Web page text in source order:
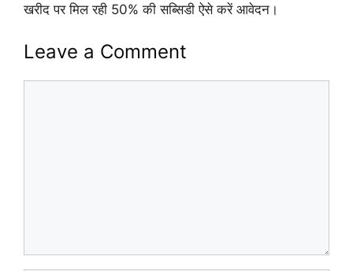
खरीद पर मिल रही 50% की सब्सिडी ऐसे करें आवेदन।
Leave a Comment